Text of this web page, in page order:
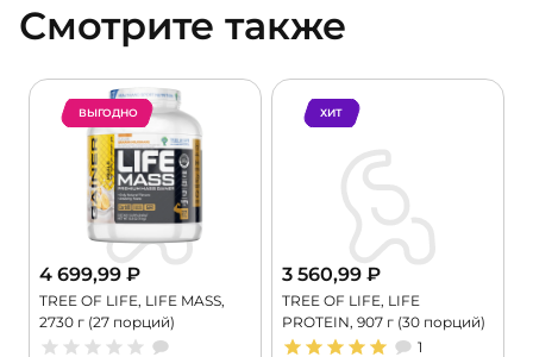
Смотрите также
ВЫГОДНО
4 699,99 ₽
TREE OF LIFE, LIFE MASS,
2730 г (27 порций)
ХИТ
3 560,99 ₽
TREE OF LIFE, LIFE
PROTEIN, 907 г (30 порций)
1